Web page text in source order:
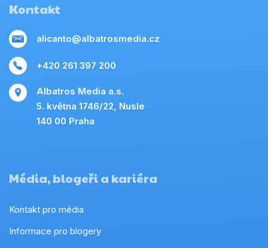
Kontakt
alicanto@albatrosmedia.cz
+420 261 397 200
Albatros Media a.s.
5. května 1746/22, Nusle
140 00 Praha
Média, blogeři a kariéra
Kontakt pro média
Informace pro blogery